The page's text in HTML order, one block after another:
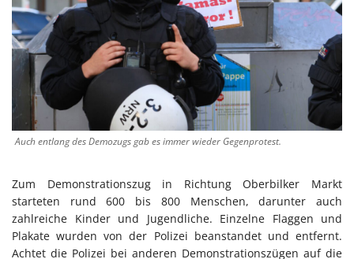
Auch entlang des Demozugs gab es immer wieder Gegenprotest.
Zum Demonstrationszug in Richtung Oberbilker Markt
starteten rund 600 bis 800 Menschen, darunter auch
zahlreiche Kinder und Jugendliche. Einzelne Flaggen und
Plakate wurden von der Polizei beanstandet und entfernt.
Achtet die Polizei bei anderen Demonstrationszügen auf die